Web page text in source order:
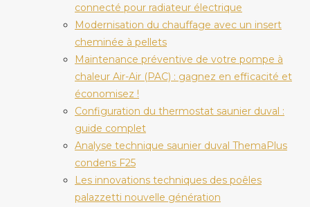
connecté pour radiateur électrique
Modernisation du chauffage avec un insert
cheminée à pellets
Maintenance préventive de votre pompe à
chaleur Air-Air (PAC) : gagnez en efficacité et
économisez !
Configuration du thermostat saunier duval :
guide complet
Analyse technique saunier duval ThemaPlus
condens F25
Les innovations techniques des poêles
palazzetti nouvelle génération